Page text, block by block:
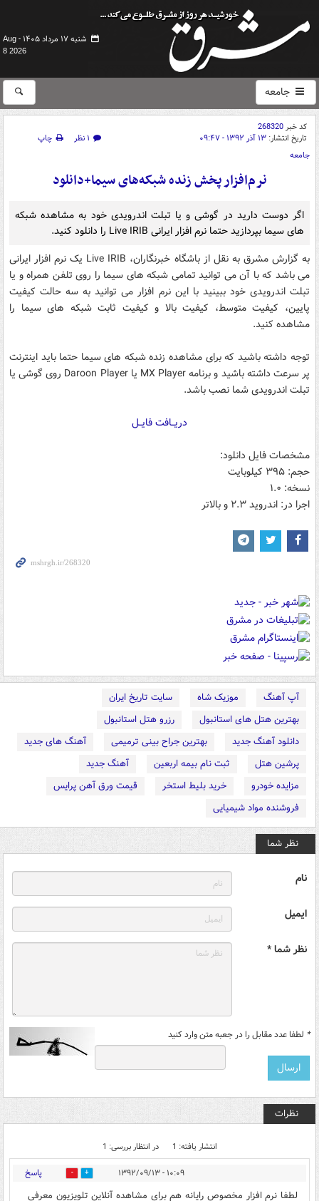
شنبه ۱۷ مرداد ۱۴۰۵ -
Aug
8 2026
جامعه
کد خبر268320
تاریخ انتشار: ۱۳ آذر ۱۳۹۲ - ۰۹:۴۷ ۱ نظر
چاپ
جامعه
نرم‌افزار پخش زنده شبکه‌های سیما+دانلود
اگر دوست دارید در گوشی و یا تبلت اندرویدی خود به مشاهده شبکه
های سیما بپردازید حتما نرم افزار ایرانی Live IRIB را دانلود کنید.
به گزارش مشرق به نقل از باشگاه خبرنگاران، Live IRIB یک نرم افزار ایرانی
می باشد که با آن می توانید تمامی شبکه های سیما را روی تلفن همراه و یا
تبلت اندرویدی خود ببینید با این نرم افزار می توانید به سه حالت کیفیت
پایین، کیفیت متوسط، کیفیت بالا و کیفیت ثابت شبکه های سیما را
مشاهده کنید.
توجه داشته باشید که برای مشاهده زنده شبکه های سیما حتما باید اینترنت
پر سرعت داشته باشید و برنامه MX Player یا Daroon Player روی گوشی یا
تبلت اندرویدی شما نصب باشد.
دریــافت فایــل
مشخصات فایل دانلود:
حجم: ۳۹۵ کیلوبایت
نسخه: ۱.۰
اجرا در: اندروید ۲.۳ و بالاتر
آپ آهنگ موزیک شاه
سایت تاریخ ایران
بهترین هتل های استانبول
رزرو هتل استانبول
دانلود آهنگ جدید
بهترین جراح بینی ترمیمی
آهنگ های جدید
پرشین هتل
ثبت نام بیمه اربعین
آهنگ جدید
مزایده خودرو
خرید بلیط استخر
قیمت ورق آهن پرایس
فروشنده مواد شیمیایی
نظر شما
نام
ایمیل
نظر شما *
* لطفا عدد مقابل را در جعبه متن وارد کنید
نظرات
انتشار یافته: 1 در انتظار بررسی: 1
۱۰:۰۹ - ۱۳۹۲/۰۹/۱۳ 2 پاسخ
لطفا نرم افزار مخصوص رايانه هم براي مشاهده آنلاين تلويزيون معرفي